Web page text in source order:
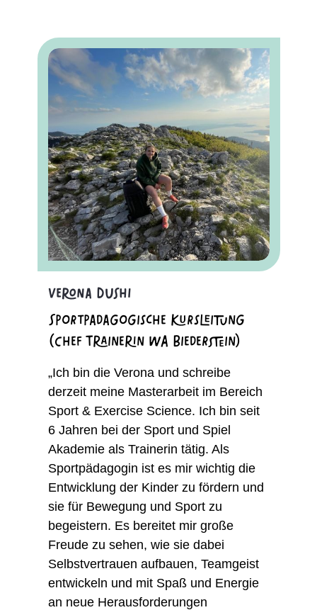
Verona Dushi
Sportpädagogische Kursleitung
(Chef Trainerin WA Biederstein)
„Ich bin die Verona und schreibe
derzeit meine Masterarbeit im Bereich
Sport & Exercise Science. Ich bin seit
6 Jahren bei der Sport und Spiel
Akademie als Trainerin tätig. Als
Sportpädagogin ist es mir wichtig die
Entwicklung der Kinder zu fördern und
sie für Bewegung und Sport zu
begeistern. Es bereitet mir große
Freude zu sehen, wie sie dabei
Selbstvertrauen aufbauen, Teamgeist
entwickeln und mit Spaß und Energie
an neue Herausforderungen